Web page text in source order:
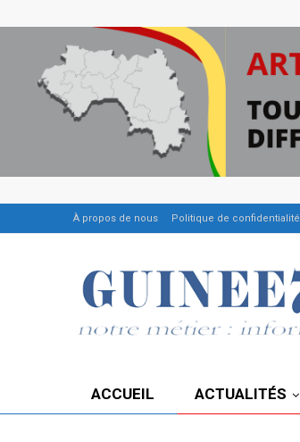
À propos de nous Politique de confidentialité
ACCUEIL ACTUALITÉS